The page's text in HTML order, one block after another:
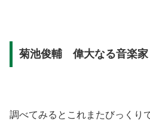
菊池俊輔 偉大なる音楽家
調べてみるとこれまたびっくり